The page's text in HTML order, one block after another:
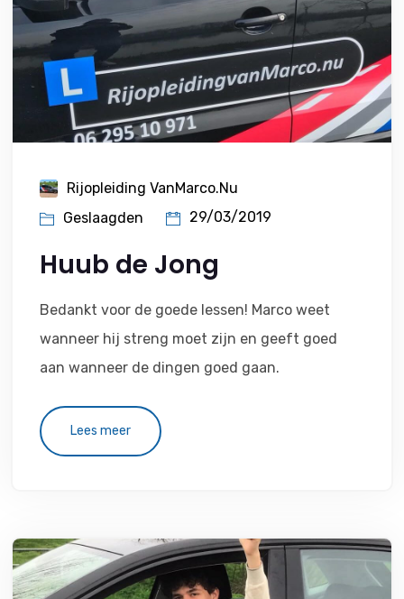
Rijopleiding VanMarco.nu
Geslaagden
29/03/2019
Huub de Jong
Bedankt voor de goede lessen! Marco weet
wanneer hij streng moet zijn en geeft goed
aan wanneer de dingen goed gaan.
Lees meer